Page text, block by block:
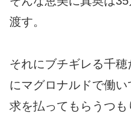
渡す。
それにブチギレる千
にマグロナルドで働
求を払ってもらうつ